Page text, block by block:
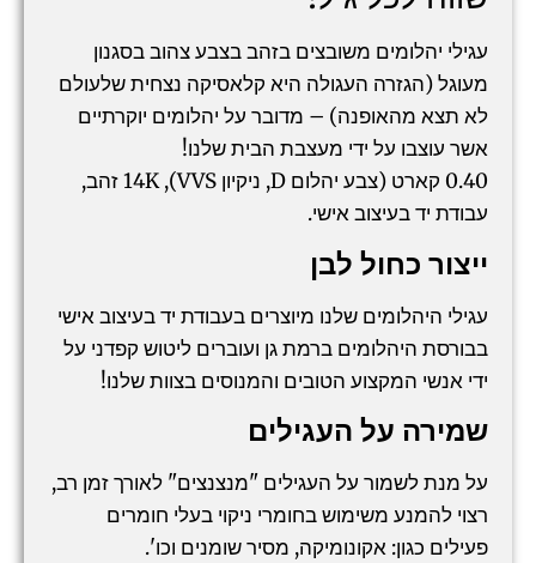
עגילי יהלומים משובצים בזהב בצבע צהוב בסגנון
מעוגל (הגזרה העגולה היא קלאסיקה נצחית שלעולם
לא תצא מהאופנה) – מדובר על יהלומים יוקרתיים
אשר עוצבו על ידי מעצבת הבית שלנו!
0.40 קארט (צבע יהלום D, ניקיון VVS), 14K זהב,
עבודת יד בעיצוב אישי.
ייצור כחול לבן
עגילי היהלומים שלנו מיוצרים בעבודת יד בעיצוב אישי
בבורסת היהלומים ברמת גן ועוברים ליטוש קפדני על
ידי אנשי המקצוע הטובים והמנוסים בצוות שלנו!
שמירה על העגילים
על מנת לשמור על העגילים "מנצנצים" לאורך זמן רב,
רצוי להמנע משימוש בחומרי ניקוי בעלי חומרים
פעילים כגון: אקונומיקה, מסיר שומנים וכו'.